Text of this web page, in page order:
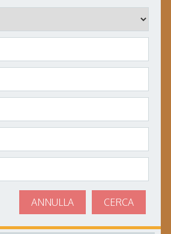
CERCA
ANNULLA